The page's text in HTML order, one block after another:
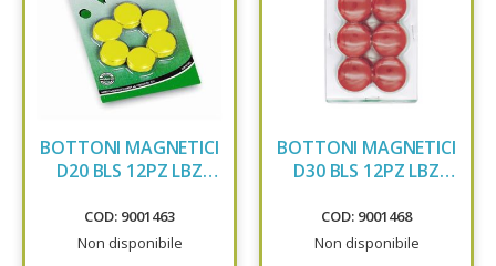
BOTTONI MAGNETICI
D20 BLS 12PZ LBZ
COD: 9001463
Non disponibile
BOTTONI MAGNETICI
D30 BLS 12PZ LBZ
COD: 9001468
Non disponibile